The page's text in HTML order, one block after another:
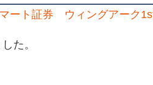
マート証券 ウィングアーク
た。